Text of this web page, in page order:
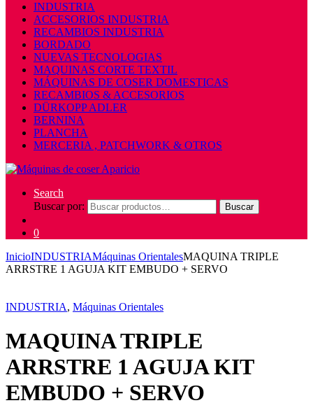
INDUSTRIA
ACCESORIOS INDUSTRIA
RECAMBIOS INDUSTRIA
BORDADO
NUEVAS TECNOLOGIAS
MAQUINAS CORTE TEXTIL
MÁQUINAS DE COSER DOMESTICAS
RECAMBIOS & ACCESORIOS
DÜRKOPP ADLER
BERNINA
PLANCHA
MERCERIA , PATCHWORK & OTROS
Search
Buscar por:
Buscar
0
InicioINDUSTRIAMáquinas OrientalesMAQUINA TRIPLE
ARRSTRE 1 AGUJA KIT EMBUDO + SERVO
INDUSTRIA, Máquinas Orientales
MAQUINA TRIPLE
ARRSTRE 1 AGUJA KIT
EMBUDO + SERVO